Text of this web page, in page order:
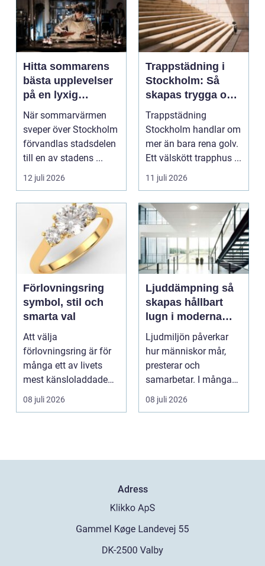
Hitta sommarens
bästa upplevelser
på en lyxig
uteservering på
Östermalm
När sommarvärmen
sveper över Stockholm
förvandlas stadsdelen
till en av stadens ...
12 juli 2026
Trappstädning i
Stockholm: Så
skapas trygga och
trivsamma
trapphus
Trappstädning
Stockholm handlar om
mer än bara rena golv.
Ett välskött trapphus ...
11 juli 2026
Förlovningsring
symbol, stil och
smarta val
Att välja
förlovningsring är för
många ett av livets
mest känsloladdade
beslut. Ringen ska
spegla kä...
08 juli 2026
Ljuddämpning så
skapas hållbart
lugn i moderna
lokaler
Ljudmiljön påverkar
hur människor mår,
presterar och
samarbetar. I många
kontor, skolor och
offentli...
08 juli 2026
Adress